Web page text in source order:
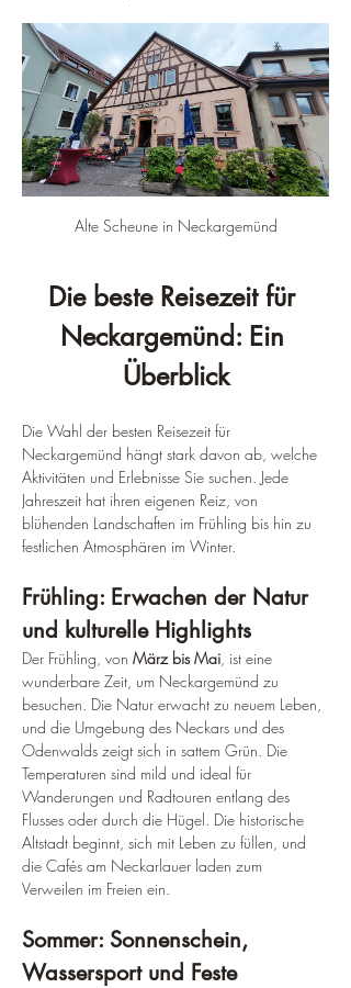
Alte Scheune in Neckargemünd
Die beste Reisezeit für
Neckargemünd: Ein
Überblick
Die Wahl der besten Reisezeit für
Neckargemünd hängt stark davon ab, welche
Aktivitäten und Erlebnisse Sie suchen. Jede
Jahreszeit hat ihren eigenen Reiz, von
blühenden Landschaften im Frühling bis hin zu
festlichen Atmosphären im Winter.
Frühling: Erwachen der Natur
und kulturelle Highlights
Der Frühling, von März bis Mai , ist eine
wunderbare Zeit, um Neckargemünd zu
besuchen. Die Natur erwacht zu neuem Leben,
und die Umgebung des Neckars und des
Odenwalds zeigt sich in sattem Grün. Die
Temperaturen sind mild und ideal für
Wanderungen und Radtouren entlang des
Flusses oder durch die Hügel. Die historische
Altstadt beginnt, sich mit Leben zu füllen, und
die Cafés am Neckarlauer laden zum
Verweilen im Freien ein.
Sommer: Sonnenschein,
Wassersport und Feste